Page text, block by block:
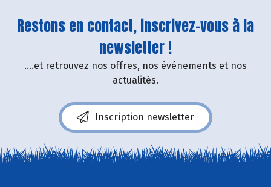
Restons en contact, inscrivez-vous à la
newsletter !
....et retrouvez nos offres, nos événements et nos
actualités.
Inscription newsletter